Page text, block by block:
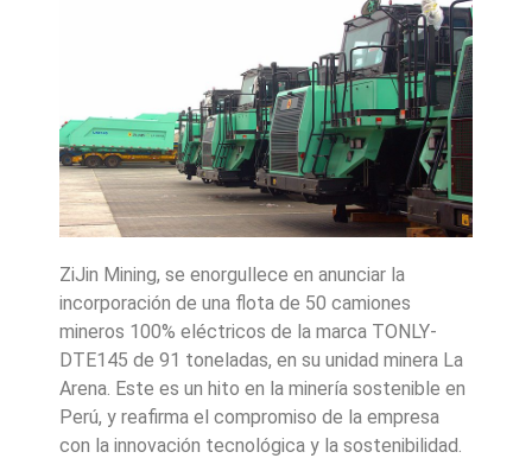
ZiJin Mining, se enorgullece en anunciar la
incorporación de una flota de 50 camiones
mineros 100% eléctricos de la marca TONLY-
DTE145 de 91 toneladas, en su unidad minera La
Arena. Este es un hito en la minería sostenible en
Perú, y reafirma el compromiso de la empresa
con la innovación tecnológica y la sostenibilidad.